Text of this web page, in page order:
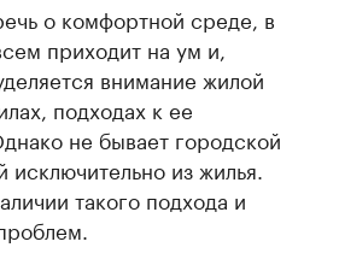
о комфортной среде, в
приходит на ум и,
внимание жилой
подходах к ее
не бывает городской
из жилья.
такого подхода и